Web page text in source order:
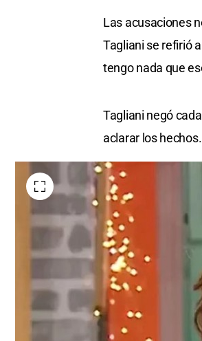
Las acusaciones
Tagliani se refirió
tengo nada que
Tagliani negó
aclarar los